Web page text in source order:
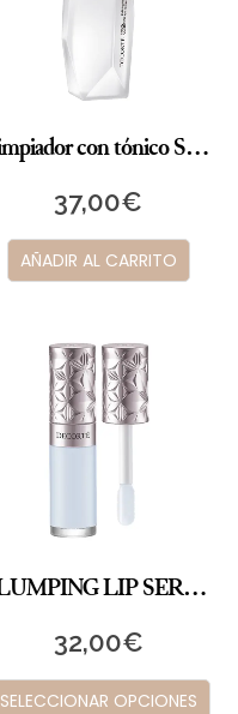
Limpiador con tónico SNOW CLARIFIER
37,00€
AÑADIR AL CARRITO
PLUMPING LIP SERUM
32,00€
SELECCIONAR OPCIONES